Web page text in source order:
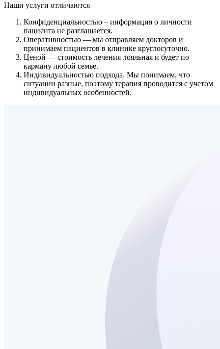
Наши услуги отличаются
Конфиденциальностью – информация о личности
пациента не разглашается.
Оперативностью — мы отправляем докторов и
принимаем пациентов в клинике круглосуточно.
Ценой — стоимость лечения лояльная и будет по
карману любой семье.
Индивидуальностью подхода. Мы понимаем, что
ситуации разные, поэтому терапия проводится с учетом
индивидуальных особенностей.